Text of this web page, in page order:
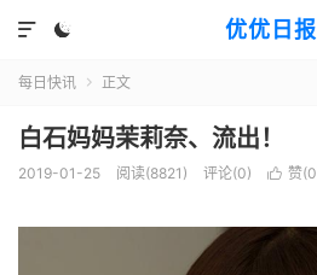
优优日报


每日快讯  正文
白石妈妈茉莉奈、流出！
2019-01-25 阅读(8821) 评论(0)  赞(0